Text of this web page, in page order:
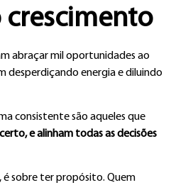
crescimento
abraçar mil oportunidades ao
desperdiçando energia e diluindo
consistente são aqueles que
e alinham todas as decisões
é sobre ter propósito. Quem